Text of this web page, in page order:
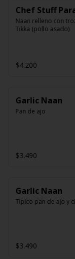
Chef Stuff
Naan relleno con
Tikka (pollo asado)
$4.200
Garlic Naan
Pan de ajo
$3.490
Garlic Naan
Típico pan de ajo y
$3.490